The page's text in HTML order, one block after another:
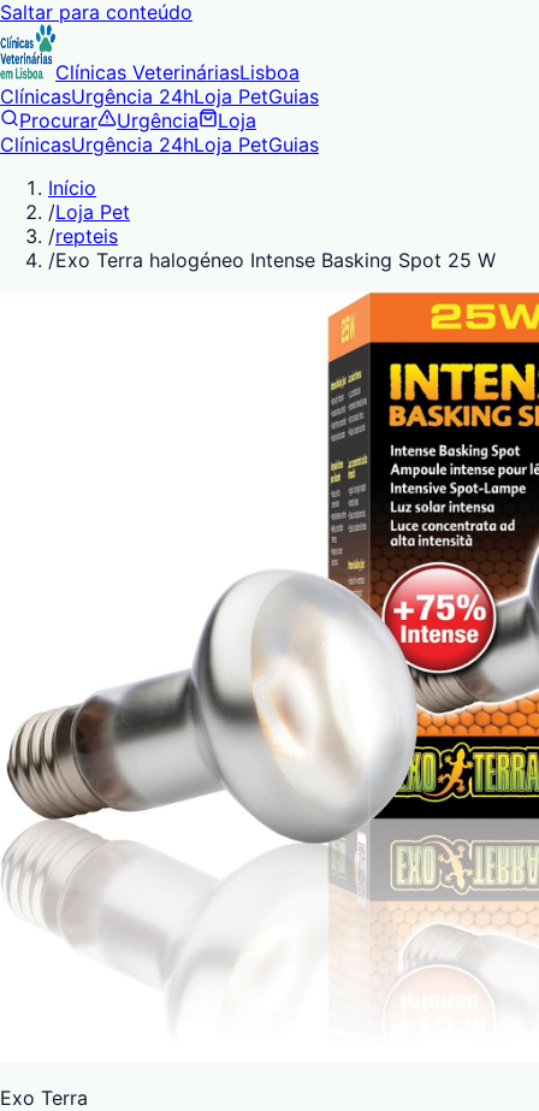
Saltar para conteúdo
Clínicas VeterináriasLisboa
ClínicasUrgência 24hLoja PetGuias
Procurar
Urgência
Loja
ClínicasUrgência 24hLoja PetGuias
Início
/Loja Pet
/repteis
/Exo Terra halogéneo Intense Basking Spot 25 W
Exo Terra